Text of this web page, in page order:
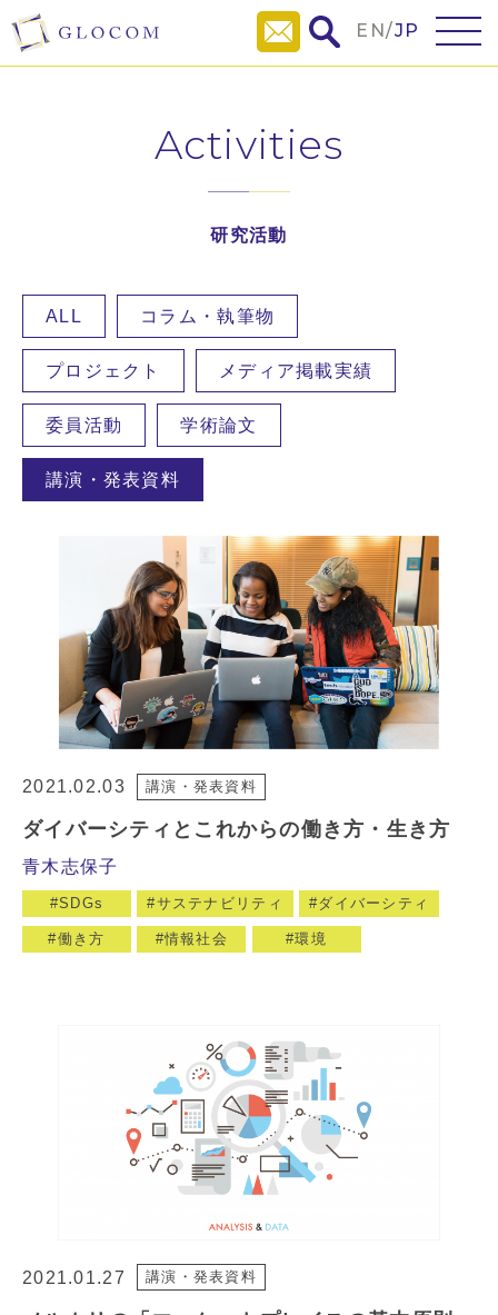
EN/JP
Activities
研究活動
ALL コラム・執筆物
プロジェクト メディア掲載実績
委員活動 学術論文
講演・発表資料
2021.02.03 講演・発表資料
ダイバーシティとこれからの働き方・生き方
青木志保子
SDGs サステナビリティ ダイバーシティ
働き方 情報社会 環境
2021.01.27 講演・発表資料